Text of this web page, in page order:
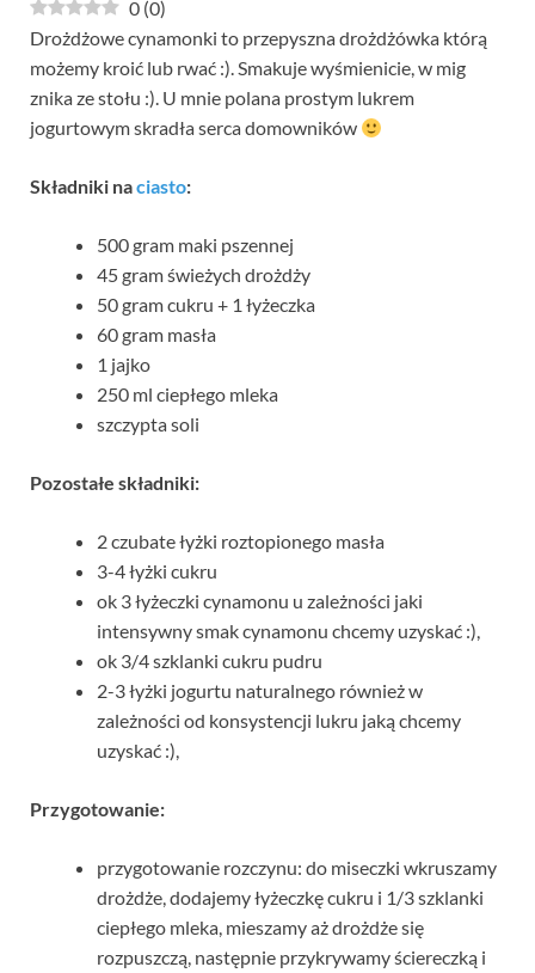
0 (0)
Drożdżowe cynamonki to przepyszna drożdżówka którą
możemy kroić lub rwać :). Smakuje wyśmienicie, w mig
znika ze stołu :). U mnie polana prostym lukrem
jogurtowym skradła serca domowników
Składniki naciasto:
500 gram maki pszennej
45 gram świeżych drożdży
50 gram cukru + 1 łyżeczka
60 gram masła
1 jajko
250 ml ciepłego mleka
szczypta soli
Pozostałe składniki:
2 czubate łyżki roztopionego masła
3-4 łyżki cukru
ok 3 łyżeczki cynamonu u zależności jaki
intensywny smak cynamonu chcemy uzyskać :),
ok 3/4 szklanki cukru pudru
2-3 łyżki jogurtu naturalnego również w
zależności od konsystencji lukru jaką chcemy
uzyskać :),
Przygotowanie:
przygotowanie rozczynu: do miseczki wkruszamy
drożdże, dodajemy łyżeczkę cukru i 1/3 szklanki
ciepłego mleka, mieszamy aż drożdże się
rozpuszczą, następnie przykrywamy ściereczką i